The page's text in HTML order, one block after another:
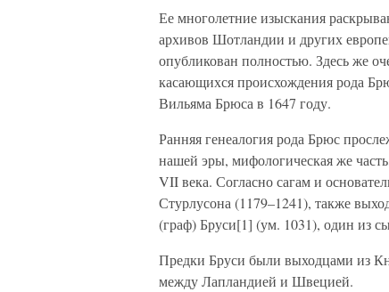
Ее многолетние изыскания
архивов Шотландии и других
опубликован полностью. Здесь же
касающихся происхождения рода
Вильяма Брюса в 1647 году.
Ранняя генеалогия рода Брюс
нашей эры, мифологическая же
VII века. Согласно сагам и
Стурлусона (1179–1241), также
(граф) Бруси[1] (ум. 1031), один из
Предки Бруси были выходцами из
между Лапландией и Швецией.